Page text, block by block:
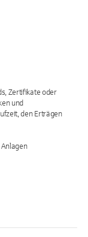
Zertifikate oder
und
den Erträgen